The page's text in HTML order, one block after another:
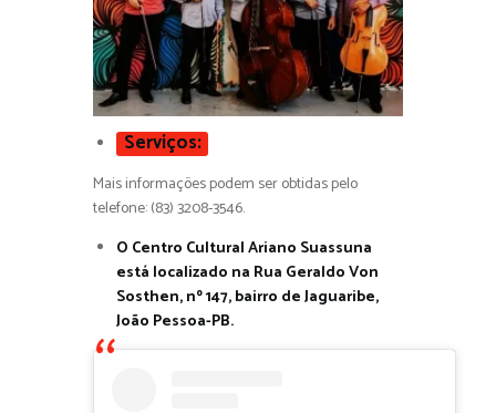
Serviços:
Mais informações podem ser obtidas pelo
telefone: (83) 3208-3546.
O Centro Cultural Ariano Suassuna
está localizado na Rua Geraldo Von
Sosthen, nº 147, bairro de Jaguaribe,
João Pessoa-PB.